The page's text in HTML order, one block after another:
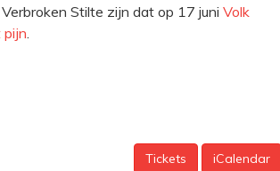
Stilte zijn dat op 17 juni Volk
pijn
Tickets iCalendar